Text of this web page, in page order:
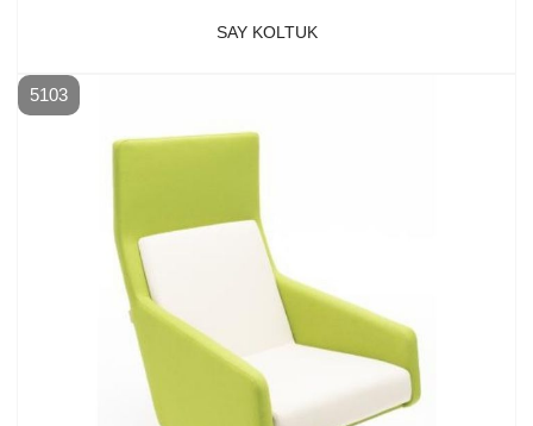
SAY KOLTUK
5103